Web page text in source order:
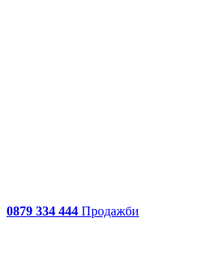
0879 334 444 Продажби